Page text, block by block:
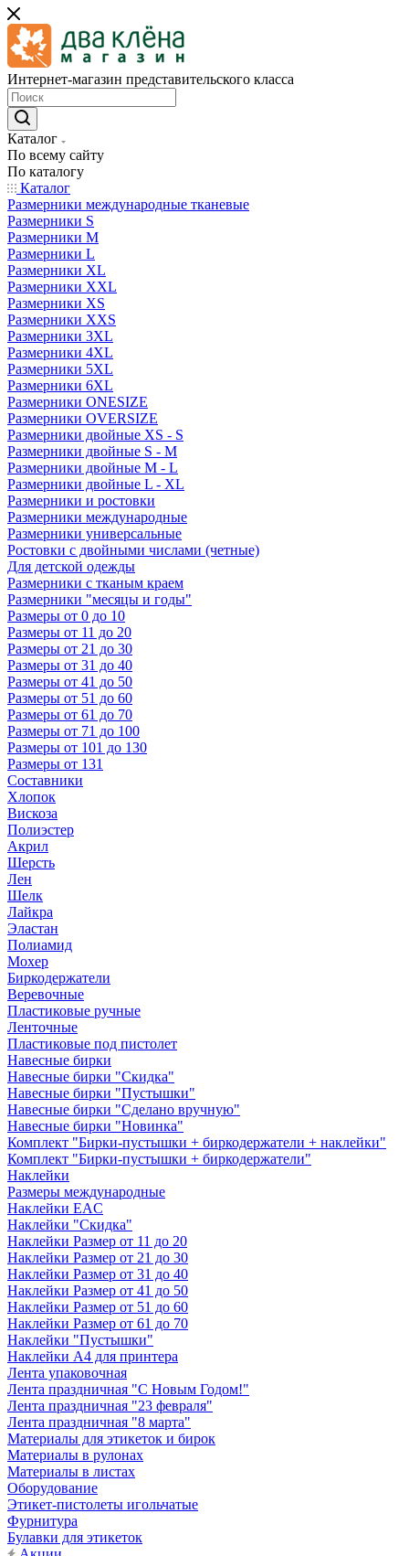
Интернет-магазин представительского класса
Каталог
По всему сайту
По каталогу
Каталог
Размерники международные тканевые
Размерники S
Размерники M
Размерники L
Размерники XL
Размерники XXL
Размерники XS
Размерники XXS
Размерники 3XL
Размерники 4XL
Размерники 5XL
Размерники 6XL
Размерники ONESIZE
Размерники OVERSIZE
Размерники двойные XS - S
Размерники двойные S - M
Размерники двойные M - L
Размерники двойные L - XL
Размерники и ростовки
Размерники международные
Размерники универсальные
Ростовки с двойными числами (четные)
Для детской одежды
Размерники с тканым краем
Размерники "месяцы и годы"
Размеры от 0 до 10
Размеры от 11 до 20
Размеры от 21 до 30
Размеры от 31 до 40
Размеры от 41 до 50
Размеры от 51 до 60
Размеры от 61 до 70
Размеры от 71 до 100
Размеры от 101 до 130
Размеры от 131
Составники
Хлопок
Вискоза
Полиэстер
Акрил
Шерсть
Лен
Шелк
Лайкра
Эластан
Полиамид
Мохер
Биркодержатели
Веревочные
Пластиковые ручные
Ленточные
Пластиковые под пистолет
Навесные бирки
Навесные бирки "Скидка"
Навесные бирки "Пустышки"
Навесные бирки "Сделано вручную"
Навесные бирки "Новинка"
Комплект "Бирки-пустышки + биркодержатели + наклейки"
Комплект "Бирки-пустышки + биркодержатели"
Наклейки
Размеры международные
Наклейки EAC
Наклейки "Скидка"
Наклейки Размер от 11 до 20
Наклейки Размер от 21 до 30
Наклейки Размер от 31 до 40
Наклейки Размер от 41 до 50
Наклейки Размер от 51 до 60
Наклейки Размер от 61 до 70
Наклейки "Пустышки"
Наклейки А4 для принтера
Лента упаковочная
Лента праздничная "С Новым Годом!"
Лента праздничная "23 февраля"
Лента праздничная "8 марта"
Материалы для этикеток и бирок
Материалы в рулонах
Материалы в листах
Оборудование
Этикет-пистолеты игольчатые
Фурнитура
Булавки для этикеток